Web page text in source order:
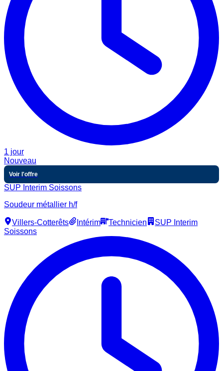
1 jour
Nouveau
Voir l'offre
SUP Interim Soissons
Soudeur métallier h/f
Villers-Cotterêts Intérim Technicien
SUP Interim
Soissons